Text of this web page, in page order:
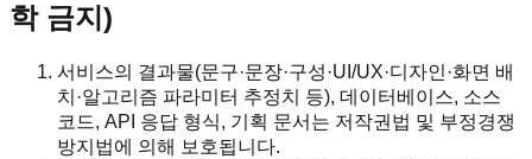
학 금지)
서비스의 결과물(문구·문장·구성·UI/UX·디자인·화면 배
치·알고리즘 파라미터 추정치 등), 데이터베이스, 소스
코드, API 응답 형식, 기획 문서는 저작권법 및 부정경쟁
방지법에 의해 보호됩니다.